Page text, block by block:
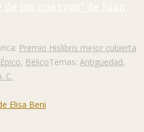
los cuervos" de Juan
Premio Hislibris mejor cubierta
Épico, BélicoTemas: Antigüedad,
C.